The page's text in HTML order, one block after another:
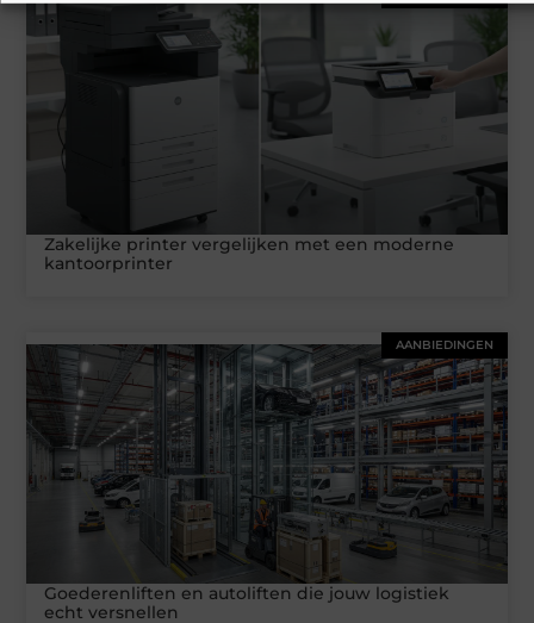
Zakelijke printer vergelijken met een moderne
kantoorprinter
AANBIEDINGEN
Goederenliften en autoliften die jouw logistiek
echt versnellen